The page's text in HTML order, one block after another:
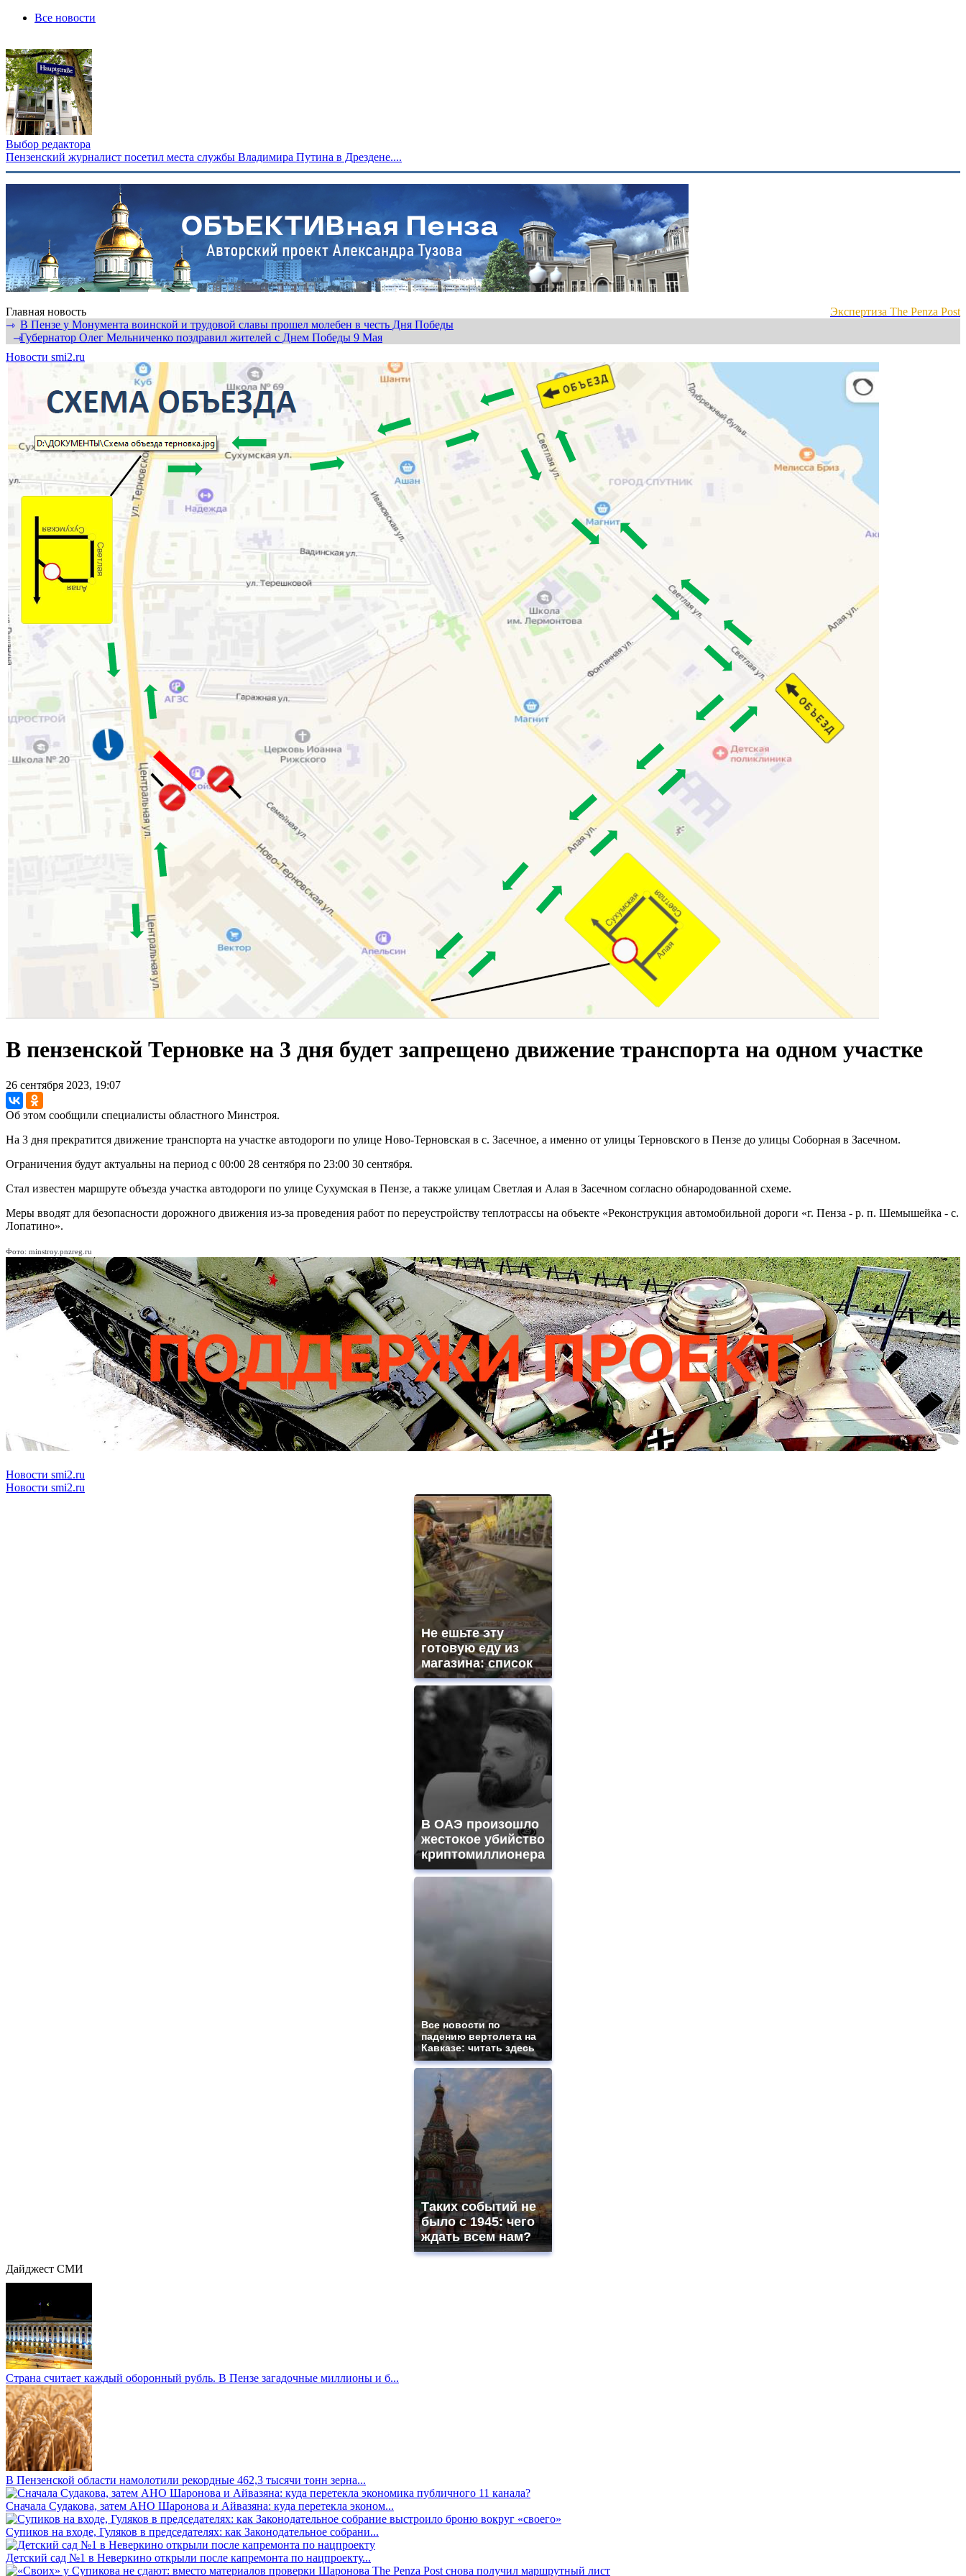
Все новости
Выбор редактора
Пензенский журналист посетил места службы Владимира Путина в Дрездене....
Главная новость
Экспертиза The Penza Post
⇾ В Пензе у Монумента воинской и трудовой славы прошел молебен в честь Дня Победы
⇾Губернатор Олег Мельниченко поздравил жителей с Днем Победы 9 Мая
Новости smi2.ru
В пензенской Терновке на 3 дня будет запрещено движение транспорта на одном участке
26 сентября 2023, 19:07
Об этом сообщили специалисты областного Минстроя.
На 3 дня прекратится движение транспорта на участке автодороги по улице Ново-Терновская в с. Засечное, а именно от улицы Терновского в Пензе до улицы Соборная в Засечном.
Ограничения будут актуальны на период с 00:00 28 сентября по 23:00 30 сентября.
Стал известен маршруте объезда участка автодороги по улице Сухумская в Пензе, а также улицам Светлая и Алая в Засечном согласно обнародованной схеме.
Меры вводят для безопасности дорожного движения из-за проведения работ по переустройству теплотрассы на объекте «Реконструкция автомобильной дороги «г. Пенза - р. п. Шемышейка - с.
Лопатино».
Фото: minstroy.pnzreg.ru
Новости smi2.ru
Новости smi2.ru
Не ешьте эту
готовую еду из
магазина: список
В ОАЭ произошло
жестокое убийство
криптомиллионера
Все новости по
падению вертолета на
Кавказе: читать здесь
Таких событий не
было с 1945: чего
ждать всем нам?
Дайджест СМИ
Страна считает каждый оборонный рубль. В Пензе загадочные миллионы и б...
В Пензенской области намолотили рекордные 462,3 тысячи тонн зерна...
Сначала Судакова, затем АНО Шаронова и Айвазяна: куда перетекла эконом...
Супиков на входе, Гуляков в председателях: как Законодательное собрани...
Детский сад №1 в Неверкино открыли после капремонта по нацпроекту...